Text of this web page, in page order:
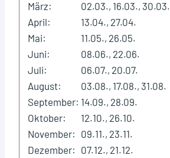
März:
02.03., 16.03., 30.03.
April:
13.04., 27.04.
Mai:
11.05., 26.05.
Juni:
08.06., 22.06.
Juli:
06.07., 20.07.
August:
03.08., 17.08., 31.08.
September: 14.09., 28.09.
Oktober:
12.10., 26.10.
November: 09.11., 23.11.
Dezember: 07.12., 21.12.